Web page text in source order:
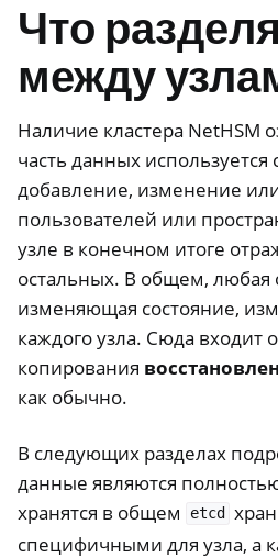
Что
между
Наличие кластера NetHSM
часть данных
добавление, изменение
пользователей или
узле в конечном итоге
остальных. В общем, любая
изменяющая состояние,
каждого узла. Сюда входит
копирования
как обычно.
В следующих разделах
данные являются
хранятся в общем
etcd
специфичными для узла, а